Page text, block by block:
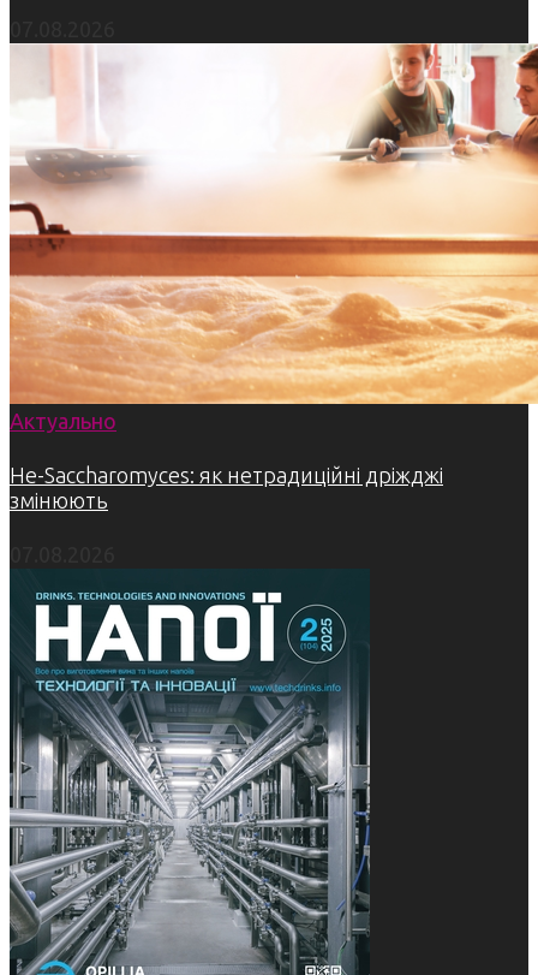
Актуально
Не-Saccharomyces: як нетрадиційні дріжджі
змінюють